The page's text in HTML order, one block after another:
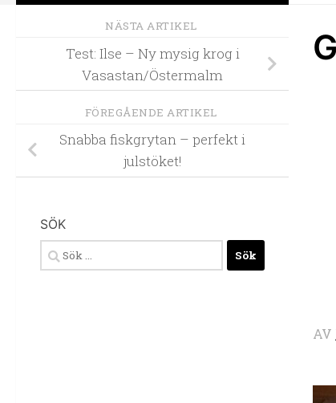
AV
NÄSTA ARTIKEL
Test: Ilse – Ny mysig krog i
Vasastan/Östermalm
FÖREGÅENDE ARTIKEL
Snabba fiskgrytan – perfekt i
julstöket!
SÖK
Sök
efter: